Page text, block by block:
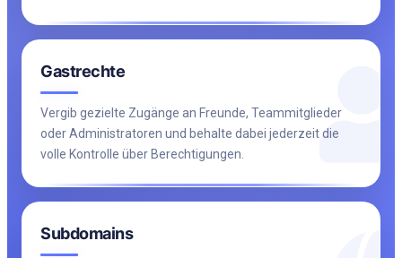
Gastrechte
Vergib gezielte Zugänge an Freunde, Teammitglieder
oder Administratoren und behalte dabei jederzeit die
volle Kontrolle über Berechtigungen.
Subdomains